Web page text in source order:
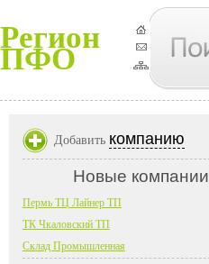
Регион
ПФО
Добавить компанию
Новые компании
Пермь ТЦ Лайнер ТП
ТК Чкаловский ТП
Склад Промышленная